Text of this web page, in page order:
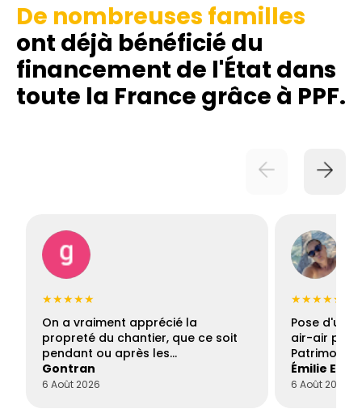
De nombreuses familles
ont déjà bénéficié du
financement de l'État dans
toute la France grâce à PPF.
★★★★★
On a vraiment apprécié la
propreté du chantier, que ce soit
pendant ou après les…
Gontran
6 Août 2026
★★★★★
Pose d'une
air-air par
Patrimoine
Émilie
6 Août 2026